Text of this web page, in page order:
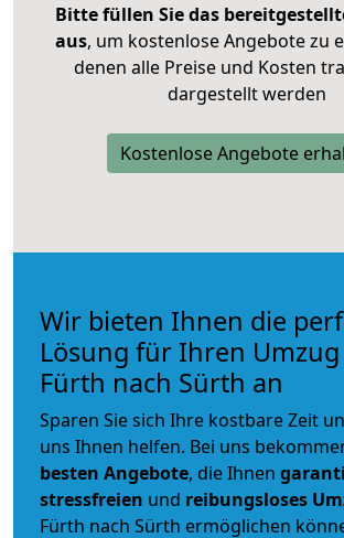
Bitte füllen Sie das
aus, um kostenlose Angebote zu
denen alle Preise und Kosten
dargestellt werden
Kostenlose Angebote
Wir bieten Ihnen die
Lösung für Ihren
Fürth nach Sürth an
Sparen Sie sich Ihre kostbare Zeit
uns Ihnen helfen. Bei uns
besten Angebote, die Ihnen
stressfreien und reibungsloses
Fürth nach Sürth ermöglichen